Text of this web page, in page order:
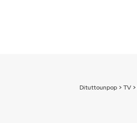
Dituttounpop > TV >